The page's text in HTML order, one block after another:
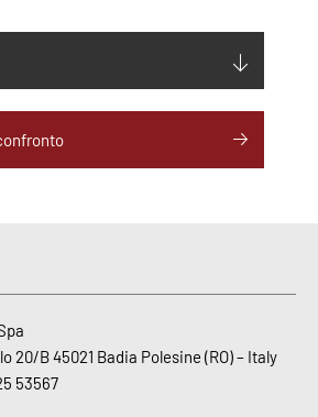
191
20/B 45021 Badia Polesine (RO) – Italy
53567